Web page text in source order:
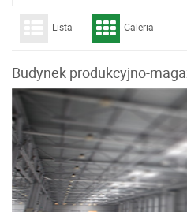
Lista Galeria
Budynek produkcyjno-